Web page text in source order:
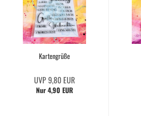
Kartengrüße
UVP 9,80 EUR
Nur 4,90 EUR